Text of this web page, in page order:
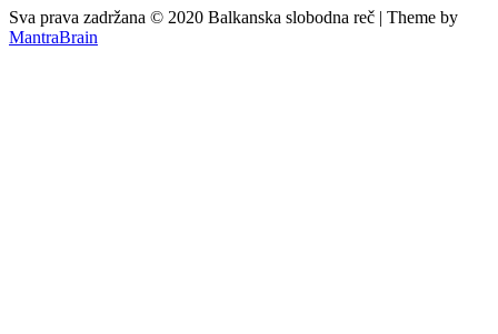
Sva prava zadržana © 2020 Balkanska slobodna reč | Theme by
MantraBrain